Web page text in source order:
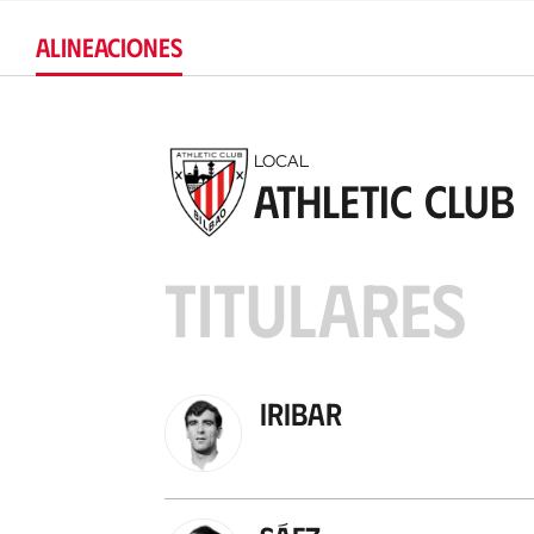
ALINEACIONES
LOCAL
Athletic Club
TITULARES
Iribar